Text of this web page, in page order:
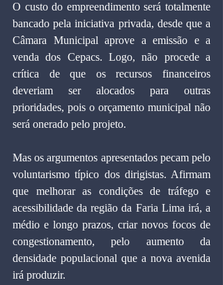
O custo do empreendimento será totalmente
bancado pela iniciativa privada, desde que a
Câmara Municipal aprove a emissão e a
venda dos Cepacs. Logo, não procede a
crítica de que os recursos financeiros
deveriam ser alocados para outras
prioridades, pois o orçamento municipal não
será onerado pelo projeto.
Mas os argumentos apresentados pecam pelo
voluntarismo típico dos dirigistas. Afirmam
que melhorar as condições de tráfego e
acessibilidade da região da Faria Lima irá, a
médio e longo prazos, criar novos focos de
congestionamento, pelo aumento da
densidade populacional que a nova avenida
irá produzir.